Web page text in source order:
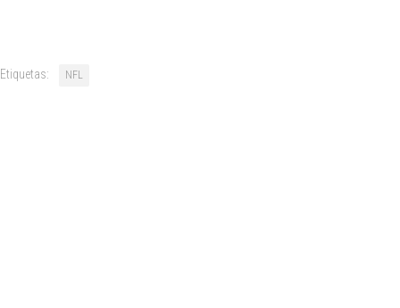
Etiquetas: NFL